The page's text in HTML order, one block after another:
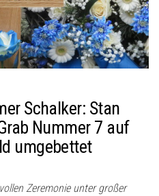
Schalker: Stan
Nummer 7 auf
umgebettet
Zeremonie unter großer